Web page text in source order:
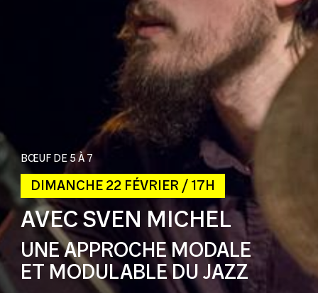
BŒUF DE 5 À 7
DIMANCHE 22 FÉVRIER / 17H
AVEC SVEN MICHEL
UNE APPROCHE MODALE
ET MODULABLE DU JAZZ